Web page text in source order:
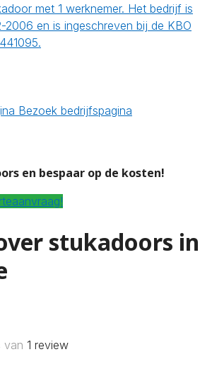
met 1 werknemer. Het bedrijf is
en is ingeschreven bij de KBO
Bezoek bedrijfspagina
en bespaar op de kosten!
stukadoors in
van 1 review